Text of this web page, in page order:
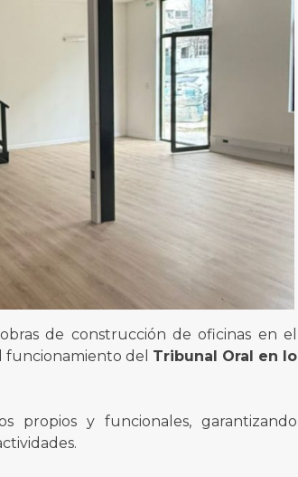
de construcción de oficinas en el
funcionamiento del Tribunal Oral en lo
propios y funcionales, garantizando